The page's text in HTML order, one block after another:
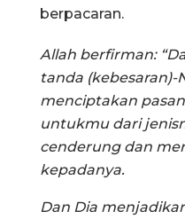
berpacaran.
Allah berfirman:
tanda (kebesaran)-
menciptakan
untukmu dari
cenderung dan
kepadanya.
Dan Dia